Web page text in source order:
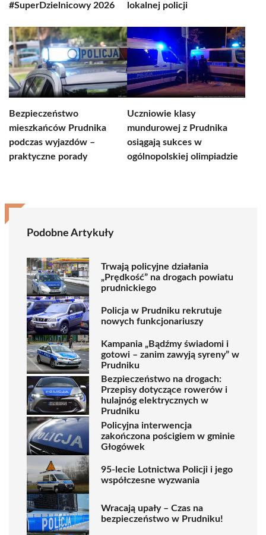
#SuperDzielnicowy 2026 lokalnej policji
Bezpieczeństwo
mieszkańców Prudnika
podczas wyjazdów –
praktyczne porady
Uczniowie klasy
mundurowej z Prudnika
osiągają sukces w
ogólnopolskiej olimpiadzie
Podobne Artykuły
Trwają policyjne działania
„Prędkość” na drogach powiatu
prudnickiego
Policja w Prudniku rekrutuje
nowych funkcjonariuszy
Kampania „Bądźmy świadomi i
gotowi – zanim zawyją syreny” w
Prudniku
Bezpieczeństwo na drogach:
Przepisy dotyczące rowerów i
hulajnóg elektrycznych w
Prudniku
Policyjna interwencja
zakończona pościgiem w gminie
Głogówek
95-lecie Lotnictwa Policji i jego
współczesne wyzwania
Wracają upały – Czas na
bezpieczeństwo w Prudniku!